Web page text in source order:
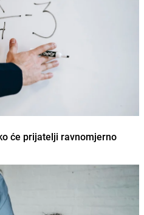
će prijatelji ravnomjerno